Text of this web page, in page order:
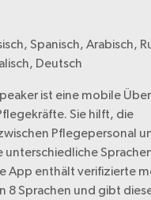
Spanisch, Arabisch,
Deutsch
ist eine mobile
Sie hilft, die
Pflegepersonal
unterschiedliche
App enthält verifizierte
8 Sprachen und gibt